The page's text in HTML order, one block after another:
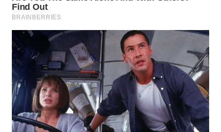
WN
MANDALIKA
WN
LIKUPANG
WN
LABUANBAJO
WN